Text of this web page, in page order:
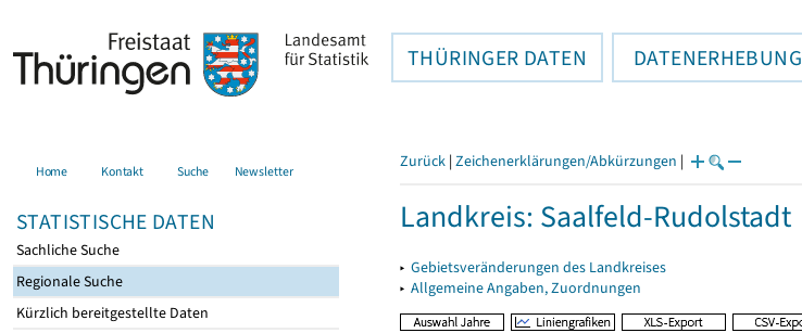
THÜRINGER DATEN DATENERHEBUNG
Home Kontakt Suche Newsletter
STATISTISCHE DATEN
Sachliche Suche
Regionale Suche
Kürzlich bereitgestellte Daten
Zurück | Zeichenerklärungen/Abkürzungen |
Landkreis: Saalfeld-Rudolstadt
▸ Gebietsveränderungen des Landkreises
▸ Allgemeine Angaben, Zuordnungen